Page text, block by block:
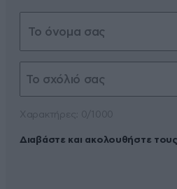
Διαβάστε και ακολουθήστε